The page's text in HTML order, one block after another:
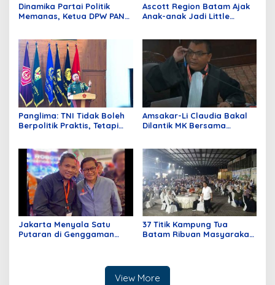
Dinamika Partai Politik
Memanas, Ketua DPW PAN
Ascott Region Batam Ajak
Anak-anak Jadi Little
Education Day 2026
Panglima: TNI Tidak Boleh
Berpolitik Praktis, Tetapi
Amsakar-Li Claudia Bakal
Dilantik MK Bersama
Kota Batam Nomor Urut 1
Jakarta Menyala Satu
Putaran di Genggaman
37 Titik Kampung Tua
Batam Ribuan Masyarakat
View More